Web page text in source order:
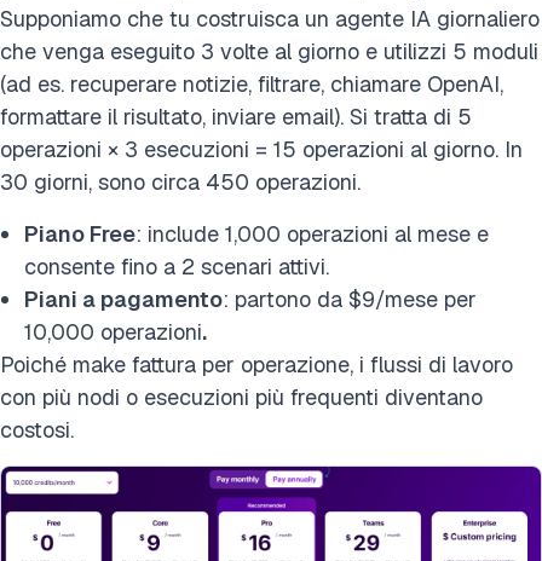
Supponiamo che tu costruisca un agente IA giornaliero
che venga eseguito 3 volte al giorno e utilizzi 5 moduli
(ad es. recuperare notizie, filtrare, chiamare OpenAI,
formattare il risultato, inviare email). Si tratta di 5
operazioni × 3 esecuzioni = 15 operazioni al giorno. In
30 giorni, sono circa 450 operazioni.
Piano Free: include 1,000 operazioni al mese e
consente fino a 2 scenari attivi.
Piani a pagamento: partono da $9/mese per
10,000 operazioni.
Poiché make fattura per operazione, i flussi di lavoro
con più nodi o esecuzioni più frequenti diventano
costosi.